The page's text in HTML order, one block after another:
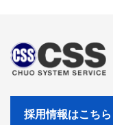
採用情報はこちら